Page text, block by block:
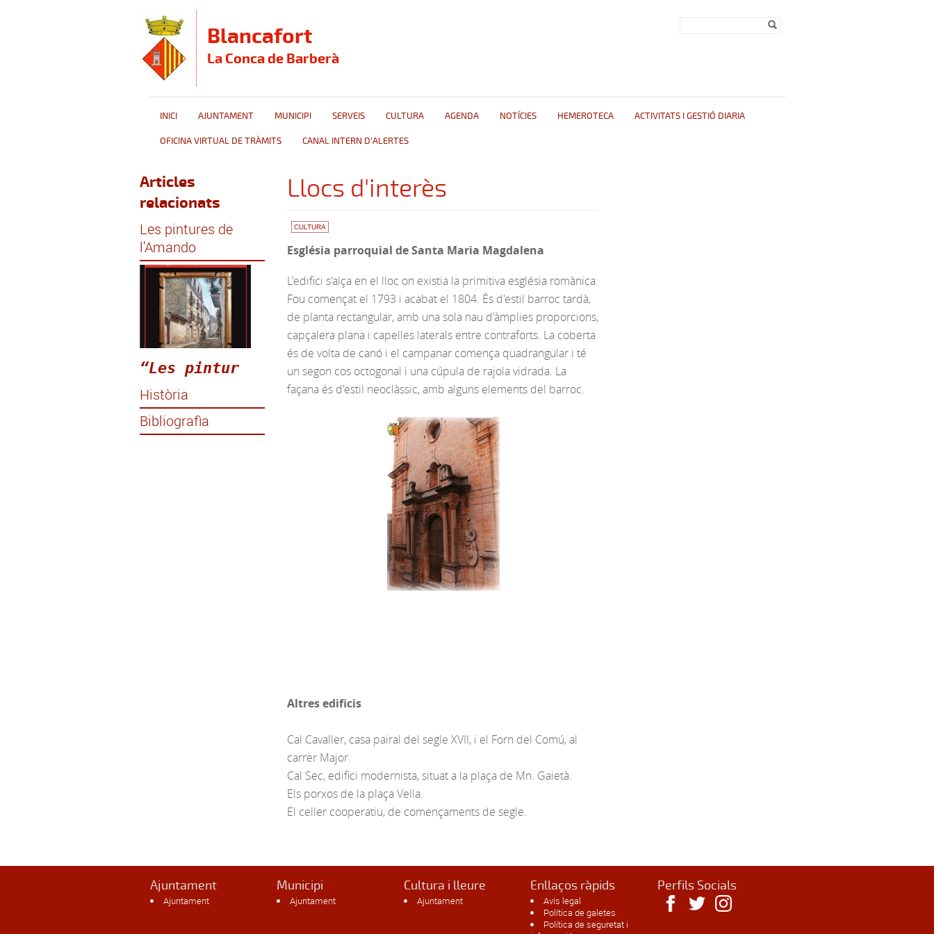
Blancafort
La Conca de Barberà
INICI AJUNTAMENT MUNICIPI SERVEIS CULTURA AGENDA NOTÍCIES HEMEROTECA ACTIVITATS I GESTIÓ DIARIA
OFICINA VIRTUAL DE TRÀMITS CANAL INTERN D'ALERTES
Articles
relacionats
Les pintures de
l'Amando
“Les pintur
Història
Bibliografìa
Llocs d'interès
CULTURA
Església parroquial de Santa Maria Magdalena
L'edifici s'alça en el lloc on existia la primitiva església romànica.
Fou començat el 1793 i acabat el 1804. És d'estil barroc tardà,
de planta rectangular, amb una sola nau d'àmplies proporcions,
capçalera plana i capelles laterals entre contraforts. La coberta
és de volta de canó i el campanar comença quadrangular i té
un segon cos octogonal i una cúpula de rajola vidrada. La
façana és d'estil neoclàssic, amb alguns elements del barroc.
Altres edificis
Cal Cavaller, casa pairal del segle XVII, i el Forn del Comú, al
carrer Major.
Cal Sec, edifici modernista, situat a la plaça de Mn. Gaietà.
Els porxos de la plaça Vella.
El celler cooperatiu, de començaments de segle.
Ajuntament
Ajuntament
Municipi
Ajuntament
Cultura i lleure
Ajuntament
Enllaços ràpids
Avís legal
Política de galetes
Política de seguretat i
Perfils Socials